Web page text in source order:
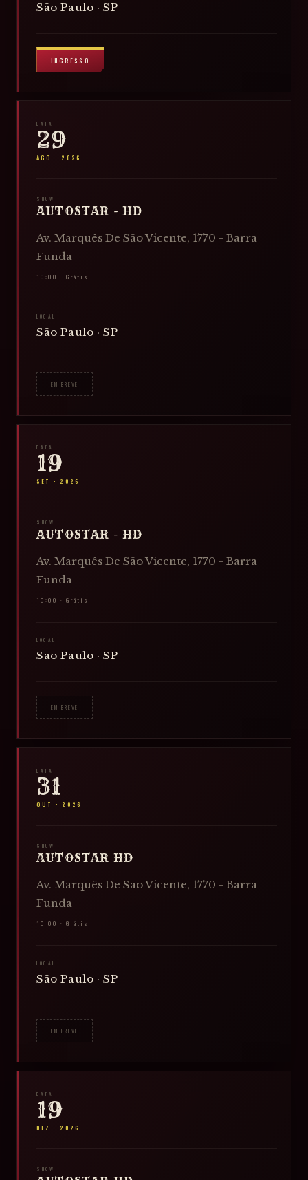
São Paulo · SP
INGRESSO
DATA
29
AGO · 2026
SHOW
AUTOSTAR - HD
Av. Marquês De São Vicente, 1770 - Barra
Funda
10:00 · Grátis
LOCAL
São Paulo · SP
EM BREVE
DATA
19
SET · 2026
SHOW
AUTOSTAR - HD
Av. Marquês De São Vicente, 1770 - Barra
Funda
10:00 · Grátis
LOCAL
São Paulo · SP
EM BREVE
DATA
31
OUT · 2026
SHOW
AUTOSTAR HD
Av. Marquês De São Vicente, 1770 - Barra
Funda
10:00 · Grátis
LOCAL
São Paulo · SP
EM BREVE
DATA
19
DEZ · 2026
SHOW